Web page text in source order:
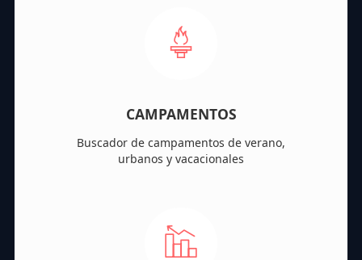
CAMPAMENTOS
Buscador de campamentos de verano,
urbanos y vacacionales